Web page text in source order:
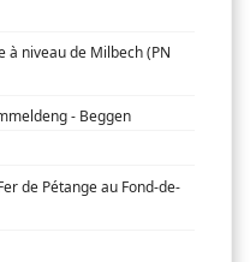
à niveau de Milbech (PN
- Beggen
de Pétange au Fond-de-